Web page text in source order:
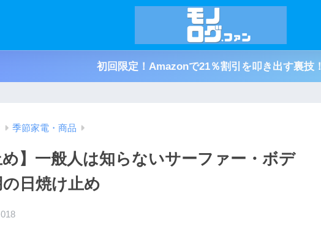
初回限定！Amazonで21％割引を叩き出す裏技！
季節家電・商品
め】一般人は知らないサーファー・ボデ
日焼け止め